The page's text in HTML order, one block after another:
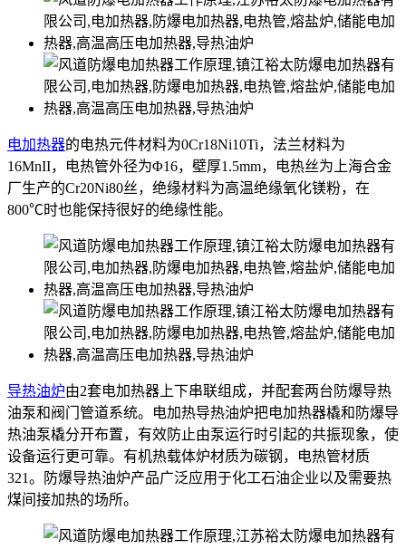
电加热器的电热元件材料为0Cr18Ni10Ti，法兰材料为
16MnII，电热管外径为Φ16，壁厚1.5mm，电热丝为上海合金
厂生产的Cr20Ni80丝，绝缘材料为高温绝缘氧化镁粉，在
800℃时也能保持很好的绝缘性能。
导热油炉由2套电加热器上下串联组成，并配套两台防爆导热
油泵和阀门管道系统。电加热导热油炉把电加热器橇和防爆导
热油泵橇分开布置，有效防止由泵运行时引起的共振现象，使
设备运行更可靠。有机热载体炉材质为碳钢，电热管材质
321。防爆导热油炉产品广泛应用于化工石油企业以及需要热
煤间接加热的场所。